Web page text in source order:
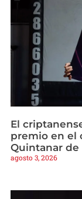
El
premio en el
Quintanar de
agosto 3, 2026